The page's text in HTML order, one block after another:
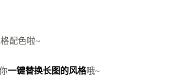
配色啦~
一键替换长图的风格哦~